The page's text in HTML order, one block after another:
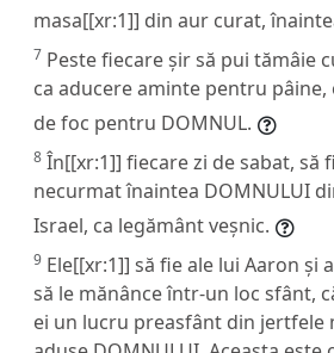
masa[[xr:1]] din aur curat,
7 Peste fiecare șir să pui tămâie
ca aducere aminte pentru
de foc pentru DOMNUL.
8 În[[xr:1]] fiecare zi de sabat, să
necurmat înaintea DOMNULUI
Israel, ca legământ veșnic.
9 Ele[[xr:1]] să fie ale lui Aaron și
să le mănânce într-un loc sfânt,
ei un lucru preasfânt din jertfele